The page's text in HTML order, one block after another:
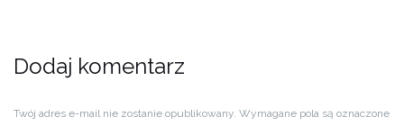
Dodaj komentarz
Twój adres e-mail nie zostanie opublikowany. Wymagane pola są oznaczone